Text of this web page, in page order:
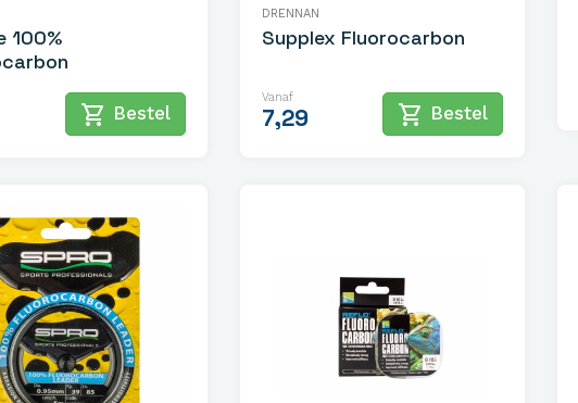
100%
shopping_cart Bestel
DRENNAN
Supplex Fluorocarbon
Vanaf
7,29 shopping_cart Bestel